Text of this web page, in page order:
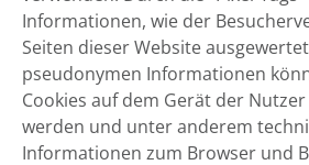
Informationen, wie der
Seiten dieser Website
pseudonymen Informationen
Cookies auf dem Gerät der
werden und unter anderem
Informationen zum Browser und